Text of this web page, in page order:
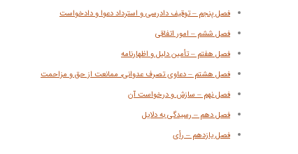
فصل پنجم – توقیف دادرسی و استرداد دعوا و دادخواست
فصل ششم – امور اتفاقی
فصل هفتم – تأمین دلیل و اظهارنامه
فصل هشتم – دعاوی تصرف عدوانی، ممانعت از حق و مزاحمت
فصل نهم – سازش و درخواست آن
فصل دهم – رسیدگی به دلایل
فصل یازدهم – رأی